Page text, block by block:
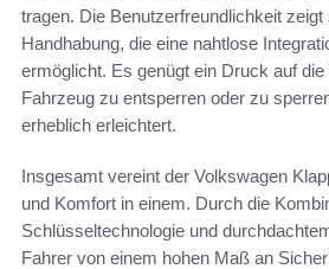
tragen. Die Benutzerfreundlichkeit
Handhabung, die eine nahtlose
ermöglicht. Es genügt ein Druck auf die
Fahrzeug zu entsperren oder zu
erheblich erleichtert.
Insgesamt vereint der Volkswagen
und Komfort in einem. Durch die
Schlüsseltechnologie und
Fahrer von einem hohen Maß an